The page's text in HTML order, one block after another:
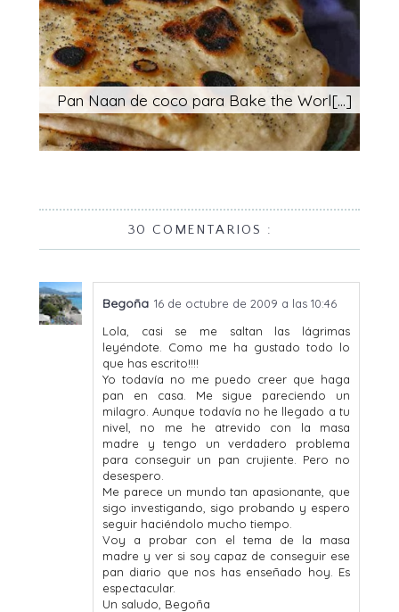
Pan Naan de coco para Bake the Worl[...]
30 COMENTARIOS :
Begoña 16 de octubre de 2009 a las 10:46
Lola, casi se me saltan las lágrimas
leyéndote. Como me ha gustado todo lo
que has escrito!!!!
Yo todavía no me puedo creer que haga
pan en casa. Me sigue pareciendo un
milagro. Aunque todavía no he llegado a tu
nivel, no me he atrevido con la masa
madre y tengo un verdadero problema
para conseguir un pan crujiente. Pero no
desespero.
Me parece un mundo tan apasionante, que
sigo investigando, sigo probando y espero
seguir haciéndolo mucho tiempo.
Voy a probar con el tema de la masa
madre y ver si soy capaz de conseguir ese
pan diario que nos has enseñado hoy. Es
espectacular.
Un saludo, Begoña